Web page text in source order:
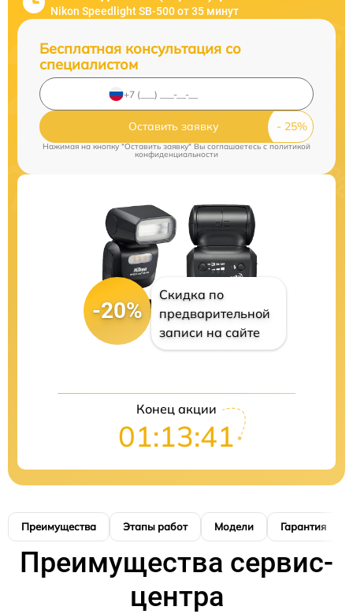
Nikon Speedlight SB-500 от 35 минут
Бесплатная консультация со
специалистом
Оставить заявку
Нажимая на кнопку "Оставить заявку" Вы соглашаетесь cполитикой
конфиденциальности
-20%
Скидка по
предварительной
записи на сайте
Конец акции
01:13:40
Преимущества Этапы работ Модели Гарантия
Преимущества сервис-
центра